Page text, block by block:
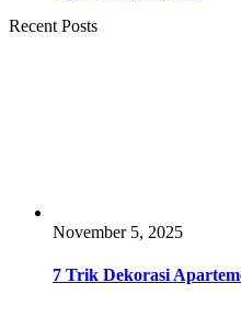
Recent Posts
November 5, 2025
7 Trik Dekorasi